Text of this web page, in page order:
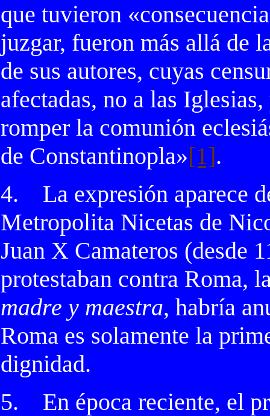
que tuvieron
juzgar, fueron más allá de
de sus autores, cuyas
afectadas, no a las
romper la comunión
de Constantinopla»[1].
4.
La expresión aparece
Metropolita Nicetas de
Juan X Camateros (desde
protestaban contra Roma,
madre y maestra, habría
Roma es solamente la
dignidad.
5.
En época reciente, el